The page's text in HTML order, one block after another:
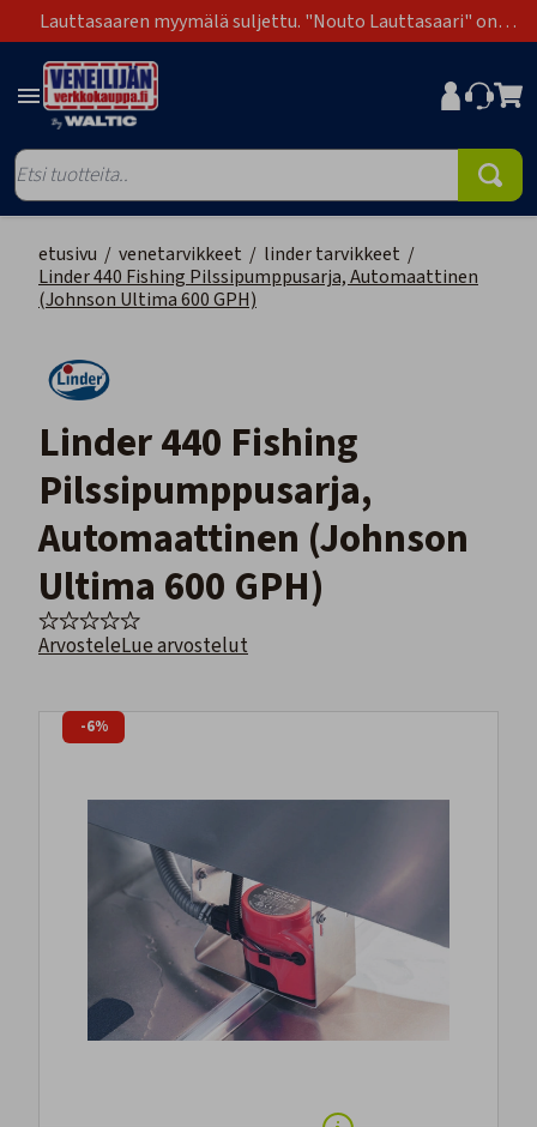
Lauttasaaren myymälä suljettu. "Nouto Lauttasaari" on
poistunut toimitustapavaihtoehdoista.
etusivu / venetarvikkeet / linder tarvikkeet /
Linder 440 Fishing Pilssipumppusarja, Automaattinen
(Johnson Ultima 600 GPH)
Linder 440 Fishing
Pilssipumppusarja,
Automaattinen (Johnson
Ultima 600 GPH)
ArvosteleLue arvostelut
-6%